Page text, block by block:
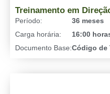
Treinamento em
Período:
Carga horária:
Documento Base:
36 meses
16:00
Código de